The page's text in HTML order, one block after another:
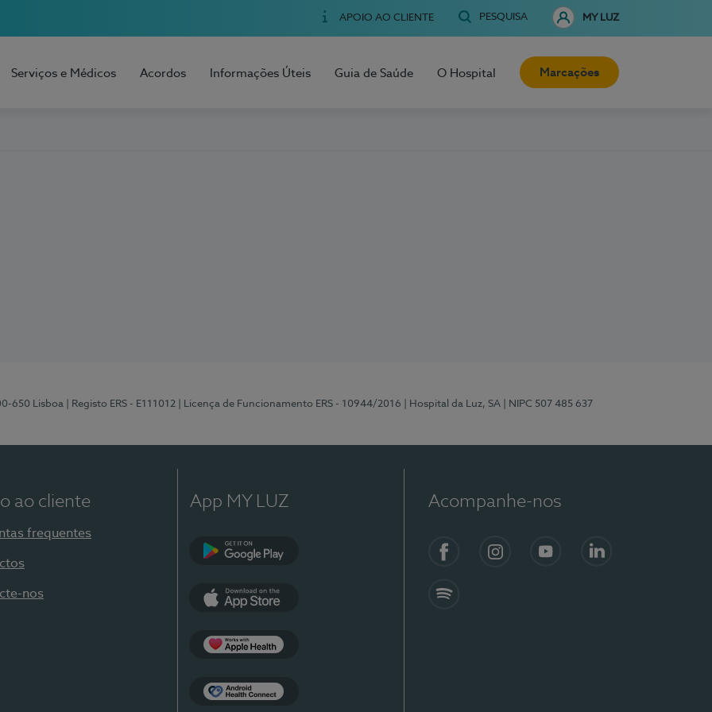
APOIO AO CLIENTE PESQUISA MY LUZ
Serviços e Médicos Acordos Informações Úteis Guia de Saúde O Hospital Marcações
650 Lisboa | Registo ERS - E111012 | Licença de Funcionamento ERS - 10944/2016 | Hospital da Luz, SA | NIPC 507 485 637
ao cliente
frequentes
nos
App MY LUZ Acompanhe-nos